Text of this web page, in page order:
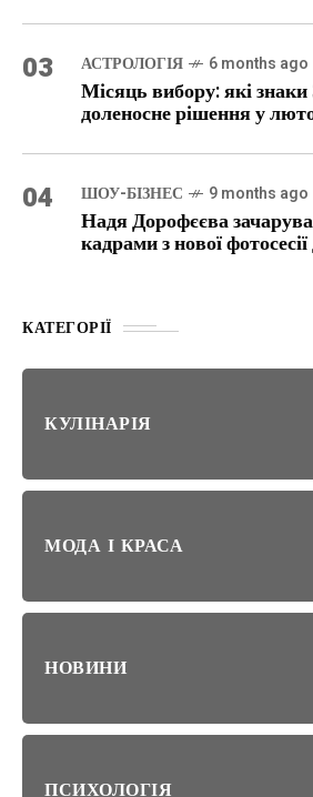
03 АСТРОЛОГІЯ 6 months ago
Місяць вибору: які знаки
доленосне рішення у
04 ШОУ-БІЗНЕС 9 months ago
Надя Дорофєєва
кадрами з нової
КАТЕГОРІЇ
КУЛІНАРІЯ
МОДА І КРАСА
НОВИНИ
ПСИХОЛОГІЯ